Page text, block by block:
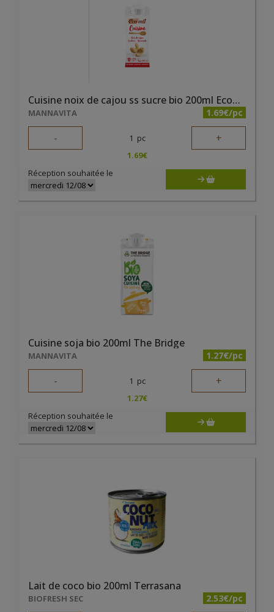
Cuisine noix de cajou ss sucre bio 200ml Ecomil
MANNAVITA 1.69€/pc
- 1 pc +
1.69€
Réception souhaitée le
Cuisine soja bio 200ml The Bridge
MANNAVITA 1.27€/pc
- 1 pc +
1.27€
Réception souhaitée le
Lait de coco bio 200ml Terrasana
BIOFRESH SEC 2.53€/pc